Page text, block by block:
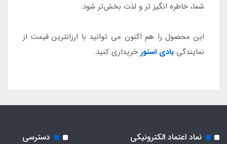
شما، خاطره‌ انگیز تر و لذت‌ بخش‌تر شود.
این محصول را هم اکنون می توانید با ارزانترین قیمت از
نمایندگی بادی استور خریداری کنید.
نماد اعتماد الکترونیکی
دسترسی